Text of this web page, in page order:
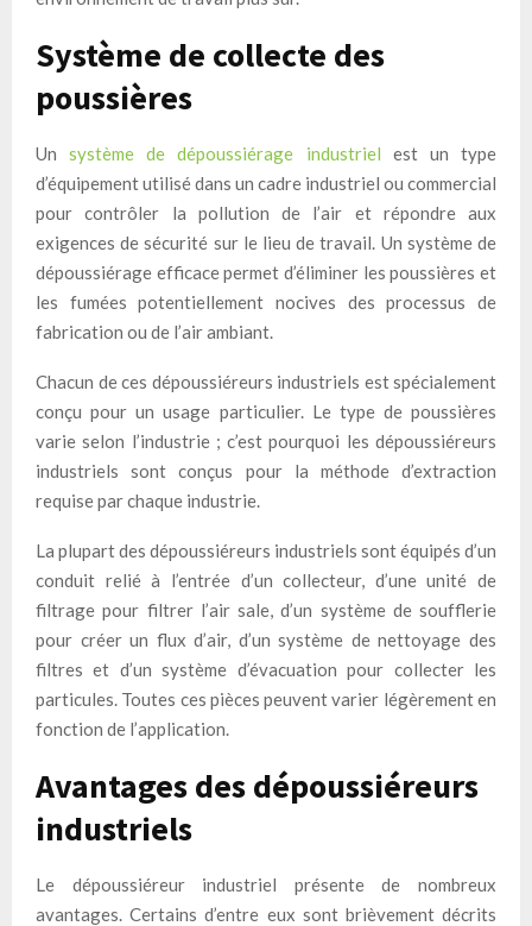
Système de collecte des
poussières
Unsystème de dépoussiérage industriel est un type
d’équipement utilisé dans un cadre industriel ou commercial
pour contrôler la pollution de l’air et répondre aux
exigences de sécurité sur le lieu de travail. Un système de
dépoussiérage efficace permet d’éliminer les poussières et
les fumées potentiellement nocives des processus de
fabrication ou de l’air ambiant.
Chacun de ces dépoussiéreurs industriels est spécialement
conçu pour un usage particulier. Le type de poussières
varie selon l’industrie ; c’est pourquoi les dépoussiéreurs
industriels sont conçus pour la méthode d’extraction
requise par chaque industrie.
La plupart des dépoussiéreurs industriels sont équipés d’un
conduit relié à l’entrée d’un collecteur, d’une unité de
filtrage pour filtrer l’air sale, d’un système de soufflerie
pour créer un flux d’air, d’un système de nettoyage des
filtres et d’un système d’évacuation pour collecter les
particules. Toutes ces pièces peuvent varier légèrement en
fonction de l’application.
Avantages des dépoussiéreurs
industriels
Le dépoussiéreur industriel présente de nombreux
avantages. Certains d’entre eux sont brièvement décrits